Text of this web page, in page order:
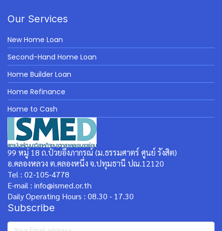
Our Services
New Home Loan
Second-Hand Home Loan
Home Builder Loan
Home Refinance
Home to Cash
99 หมู่ 18 ถ.ป๋วยอึ๊งภากรณ์ (ม.ธรรมศาตร์ ศูนย์ รังสิต)
อ.คลองหลวง ต.คลองหนึ่ง จ.ปทุมธานี ปณ.12120
Tel : 02-105-4778
E-mail : info@ismed.or.th
Daily Operating Hours : 08.30 - 17.30
Subscribe